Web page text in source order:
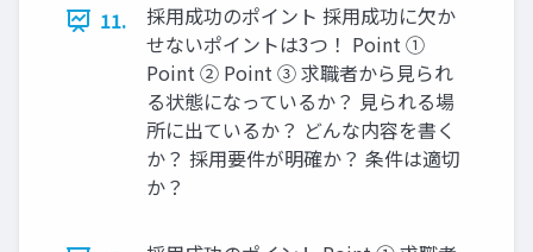
11.
採⽤成功のポイント 採⽤成功に⽋か
せないポイントは3つ！ Point ①
Point ② Point ③ 求職者から⾒られ
る状態になっているか？ ⾒られる場
所に出ているか？ どんな内容を書く
か？ 採⽤要件が明確か？ 条件は適切
か？